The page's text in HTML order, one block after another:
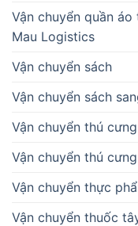
Vận chuyển quần
Mau Logistics
Vận chuyển sách
Vận chuyển sách
Vận chuyển thú cưng
Vận chuyển thú cưng
Vận chuyển thực
Vận chuyển thuốc